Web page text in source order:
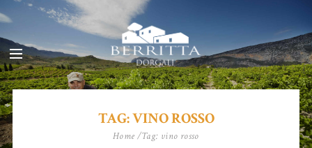
TAG: VINO ROSSO
Home Tag: vino rosso